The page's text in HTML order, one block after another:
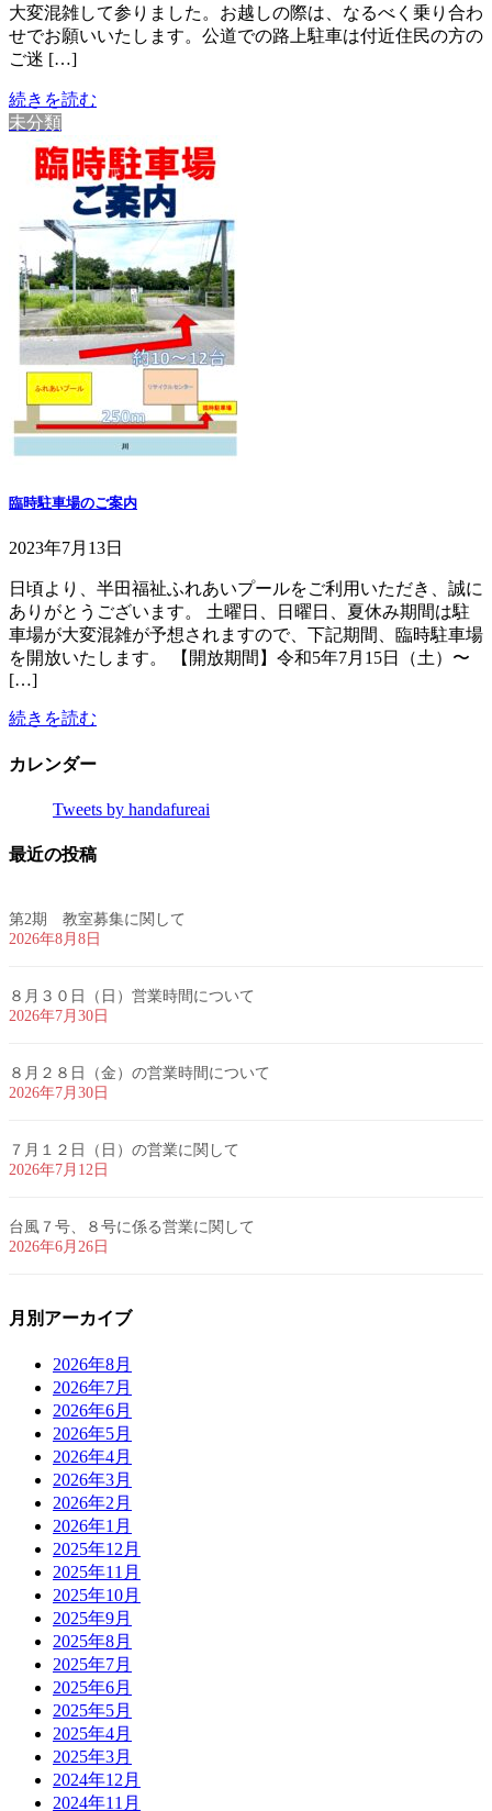
大変混雑して参りました。お越しの際は、なるべく乗り合わ
せでお願いいたします。公道での路上駐車は付近住民の方の
ご迷 […]
続きを読む
未分類
臨時駐車場のご案内
2023年7月13日
日頃より、半田福祉ふれあいプールをご利用いただき、誠に
ありがとうございます。 土曜日、日曜日、夏休み期間は駐
車場が大変混雑が予想されますので、下記期間、臨時駐車場
を開放いたします。 【開放期間】令和5年7月15日（土）〜
[…]
続きを読む
カレンダー
Tweets by handafureai
最近の投稿
第2期 教室募集に関して
2026年8月8日
８月３０日（日）営業時間について
2026年7月30日
８月２８日（金）の営業時間について
2026年7月30日
７月１２日（日）の営業に関して
2026年7月12日
台風７号、８号に係る営業に関して
2026年6月26日
月別アーカイブ
2026年8月
2026年7月
2026年6月
2026年5月
2026年4月
2026年3月
2026年2月
2026年1月
2025年12月
2025年11月
2025年10月
2025年9月
2025年8月
2025年7月
2025年6月
2025年5月
2025年4月
2025年3月
2024年12月
2024年11月